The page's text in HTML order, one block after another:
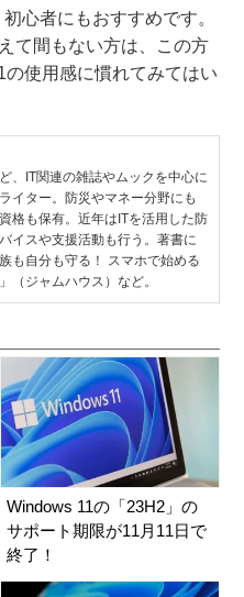
心者にもおすすめです。
て間もない方は、この方
使用感に慣れてみてはい
、IT関連の雑誌やムックを中心に
イター。防災やマネー分野にも
格も保有。近年はITを活用した防
イスや支援活動も行う。著書に
も自分も守る！ スマホで始める
（ジャムハウス）など。
Windows 11の「23H2」の
サポート期限が11月11日で
終了！